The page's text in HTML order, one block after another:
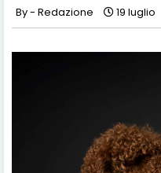
Redazione 19 luglio